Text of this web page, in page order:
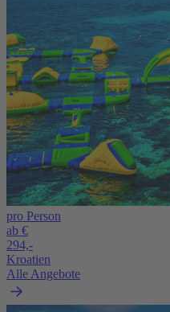
pro Person
ab €
294,-
Kroatien
Alle Angebote